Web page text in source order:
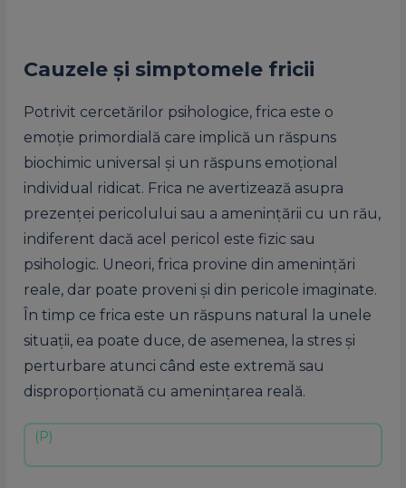
Cauzele și simptomele fricii
Potrivit cercetărilor psihologice, frica este o
emoție primordială care implică un răspuns
biochimic universal și un răspuns emoțional
individual ridicat. Frica ne avertizează asupra
prezenței pericolului sau a amenințării cu un rău,
indiferent dacă acel pericol este fizic sau
psihologic. Uneori, frica provine din amenințări
reale, dar poate proveni și din pericole imaginate.
În timp ce frica este un răspuns natural la unele
situații, ea poate duce, de asemenea, la stres și
perturbare atunci când este extremă sau
disproporționată cu amenințarea reală.